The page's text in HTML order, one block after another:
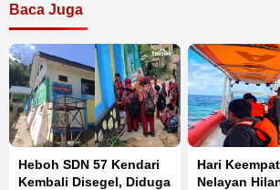
Baca Juga
Heboh SDN 57 Kendari
Kembali Disegel, Diduga
Hari
Nelayan